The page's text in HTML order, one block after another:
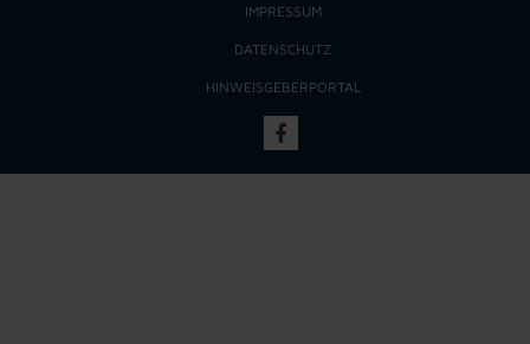
IMPRESSUM
DATENSCHUTZ
HINWEISGEBERPORTAL